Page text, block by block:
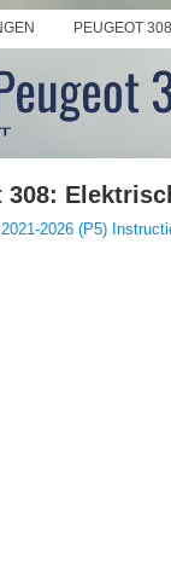
PEUGEOT
308:
2026 (P5)